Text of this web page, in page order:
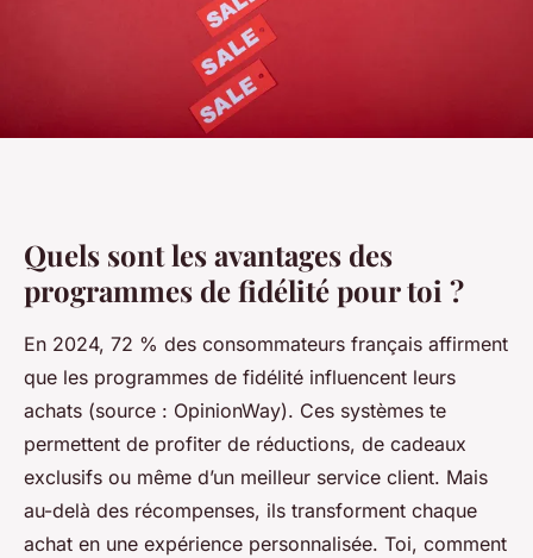
Quels sont les avantages des
programmes de fidélité pour toi ?
En 2024, 72 % des consommateurs français affirment
que les programmes de fidélité influencent leurs
achats (source : OpinionWay). Ces systèmes te
permettent de profiter de réductions, de cadeaux
exclusifs ou même d’un meilleur service client. Mais
au-delà des récompenses, ils transforment chaque
achat en une expérience personnalisée. Toi, comment